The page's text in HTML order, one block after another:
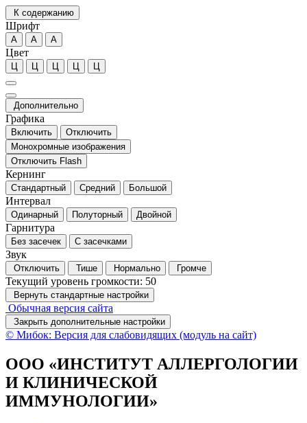
К содержанию
Шрифт
А А А
Цвет
Ц Ц Ц Ц Ц
Дополнительно
Графика
Включить
Отключить
Монохромные изображения
Отключить Flash
Кернинг
Стандартный Средний Большой
Интервал
Одинарный Полуторный Двойной
Гарнитура
Без засечек С засечками
Звук
Отключить Тише Нормально Громче
Текущий уровень громкости: 50
Вернуть стандартные настройки
Обычная версия сайта
Закрыть дополнительные настройки
© Мибок: Версия для слабовидящих (модуль на сайт)
ООО «ИНСТИТУТ АЛЛЕРГОЛОГИИ
И КЛИНИЧЕСКОЙ
ИММУНОЛОГИИ»